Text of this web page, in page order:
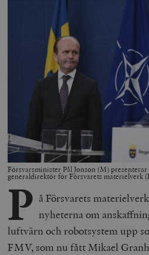
Försvarsminister Pål Jonson (M)
generaldirektör för Försvarets materielverk
P å Försvarets
nyheterna om
luftvärn och robotsystem upp
FMV, som nu fått Mikael